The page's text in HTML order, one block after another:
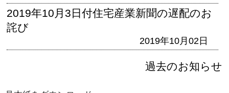
2019年10月3日付住宅産業新聞の遅配のお
詫び
2019年10月02日
過去のお知らせ